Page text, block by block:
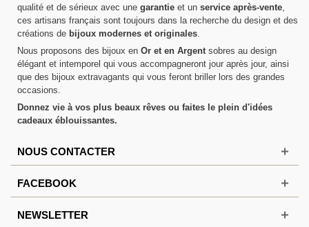
qualité et de sérieux avec une garantie et un service après-vente
ces artisans français sont toujours dans la recherche du design et des
créations de bijoux modernes et originales
Nous proposons des bijoux en Or et en Argent sobres au design
élégant et intemporel qui vous accompagneront jour après jour, ainsi
que des bijoux extravagants qui vous feront briller lors des grandes
occasions.
Donnez vie à vos plus beaux rêves ou faites le plein d'idées
cadeaux éblouissantes.
NOUS CONTACTER
FACEBOOK
NEWSLETTER